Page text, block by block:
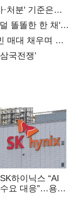
처분' 기준은
똘똘한 한 채'
매대 채우며 문
국전쟁’
SK하이닉스 “AI
수요 대응”…용인